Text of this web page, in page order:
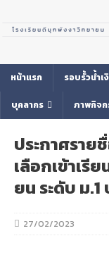
หน้าแรก รอบรั้วน้ำเ
บุคลากร ภาพกิจก
ประกาศรา
เลือกเข้าเรี
ยน ระดับ ม
27/02/2023